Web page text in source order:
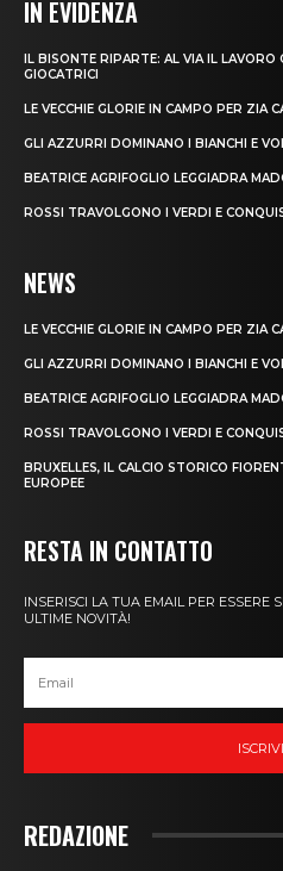
IN EVIDENZA
IL BISONTE RIPARTE: AL VIA IL LAVORO
GIOCATRICI
LE VECCHIE GLORIE IN CAMPO PER ZIA
GLI AZZURRI DOMINANO I BIANCHI E
BEATRICE AGRIFOGLIO LEGGIADRA
ROSSI TRAVOLGONO I VERDI E
NEWS
LE VECCHIE GLORIE IN CAMPO PER ZIA
GLI AZZURRI DOMINANO I BIANCHI E
BEATRICE AGRIFOGLIO LEGGIADRA
ROSSI TRAVOLGONO I VERDI E
BRUXELLES, IL CALCIO STORICO
EUROPEE
RESTA IN CONTATTO
INSERISCI LA TUA EMAIL PER ESSERE
ULTIME NOVITÀ!
REDAZIONE